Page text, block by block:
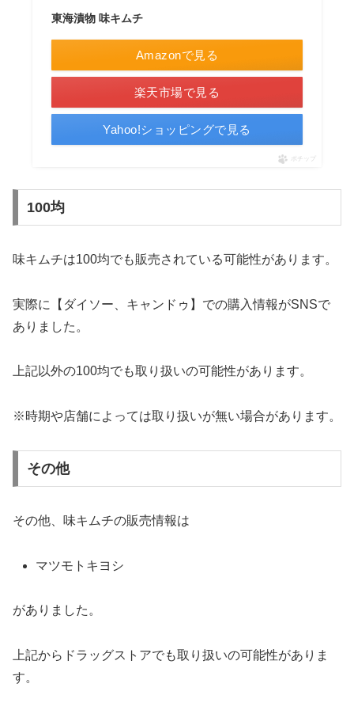
東海漬物 味キムチ
Amazonで見る
楽天市場で見る
Yahoo!ショッピングで見る
ポチップ
100均
味キムチは100均でも販売されている可能性があります。
実際に【ダイソー、キャンドゥ】での購入情報がSNSで
ありました。
上記以外の100均でも取り扱いの可能性があります。
※時期や店舗によっては取り扱いが無い場合があります。
その他
その他、味キムチの販売情報は
マツモトキヨシ
がありました。
上記からドラッグストアでも取り扱いの可能性がありま
す。